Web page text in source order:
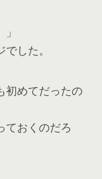
した。
初めてだったの
ておくのだろ